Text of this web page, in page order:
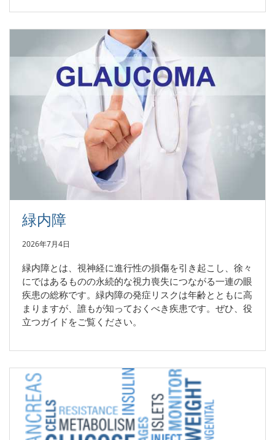
緑内障
2026年7月4日
緑内障とは、視神経に進行性の損傷を引き起こし、徐々
にではあるものの永続的な視力喪失につながる一連の眼
疾患の総称です。緑内障の発症リスクは年齢とともに高
まりますが、誰もが知っておくべき疾患です。ぜひ、役
立つガイドをご覧ください。